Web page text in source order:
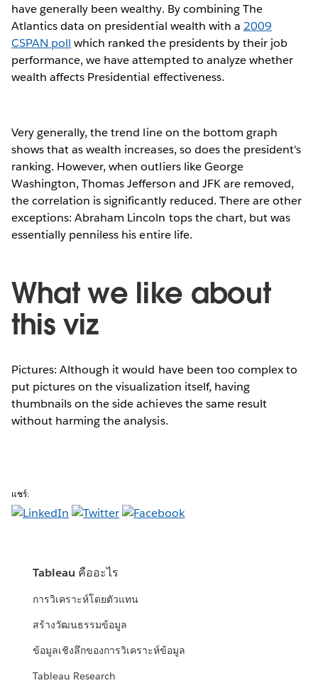
have generally been wealthy. By combining The
Atlantics data on presidential wealth with a 2009
CSPAN poll which ranked the presidents by their job
performance, we have attempted to analyze whether
wealth affects Presidential effectiveness.
Very generally, the trend line on the bottom graph
shows that as wealth increases, so does the president's
ranking. However, when outliers like George
Washington, Thomas Jefferson and JFK are removed,
the correlation is significantly reduced. There are other
exceptions: Abraham Lincoln tops the chart, but was
essentially penniless his entire life.
What we like about
this viz
Pictures: Although it would have been too complex to
put pictures on the visualization itself, having
thumbnails on the side achieves the same result
without harming the analysis.
แชร์:
Tableau คืออะไร
การวิเคราะห์โดยตัวแทน
สร้างวัฒนธรรมข้อมูล
ข้อมูลเชิงลึกของการวิเคราะห์ข้อมูล
Tableau Research